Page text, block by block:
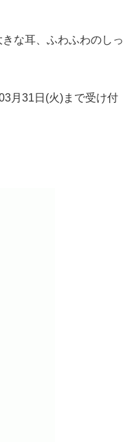
な耳、ふわふわのしっ
月31日(火)まで受け付